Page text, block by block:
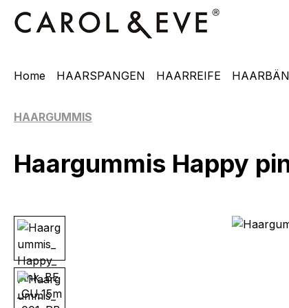
Hauptinhalt springen
Zur Suche springen
Zur Hauptnavigation springen
Home HAARSPANGEN HAARREIFE
HAARGUMMIS
Haargummis Happy
Bildergalerie überspringen